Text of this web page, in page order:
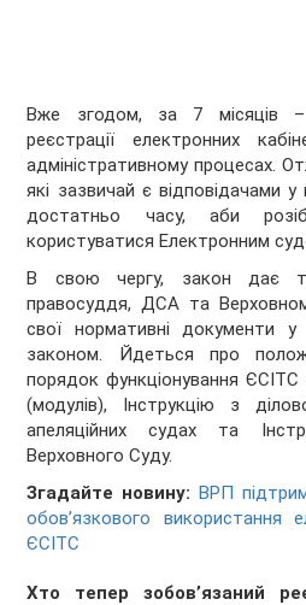
Вже згодом, за 7 місяців –
реєстрації електронних
адміністративному процесах.
які зазвичай є відповідачами
достатньо часу, аби
користуватися Електронним
В свою чергу, закон дає
правосуддя, ДСА та
свої нормативні документи у
законом. Йдеться про
порядок функціонування ЄСІТС
(модулів), Інструкцію з
апеляційних судах та
Верховного Суду.
Згадайте новину: ВРП
обов’язкового використання
ЄСІТС
Хто тепер зобов’язаний